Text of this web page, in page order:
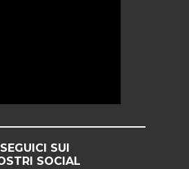
SEGUICI SUI
SOCIAL